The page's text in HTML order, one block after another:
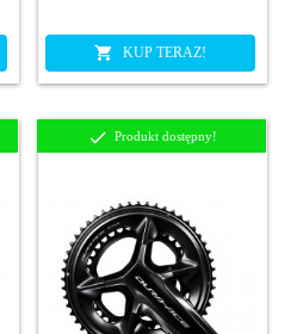
KUP TERAZ!
Produkt dostępny!